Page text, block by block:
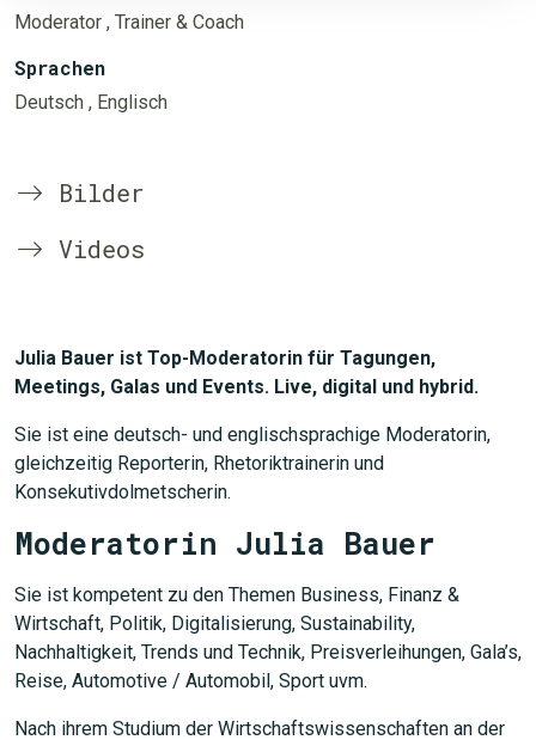
Moderator , Trainer & Coach
Sprachen
Deutsch , Englisch
Bilder
Videos
Julia Bauer ist Top-Moderatorin für Tagungen,
Meetings, Galas und Events. Live, digital und hybrid.
Sie ist eine deutsch- und englischsprachige Moderatorin,
gleichzeitig Reporterin, Rhetoriktrainerin und
Konsekutivdolmetscherin.
Moderatorin Julia Bauer
Sie ist kompetent zu den Themen Business, Finanz &
Wirtschaft, Politik, Digitalisierung, Sustainability,
Nachhaltigkeit, Trends und Technik, Preisverleihungen, Gala’s,
Reise, Automotive / Automobil, Sport uvm.
Nach ihrem Studium der Wirtschaftswissenschaften an der